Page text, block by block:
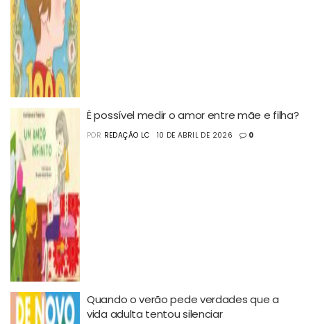
É possível medir o amor entre mãe e filha?
POR REDAÇÃO LC 10 DE ABRIL DE 2026 0
Quando o verão pede verdades que a
vida adulta tentou silenciar